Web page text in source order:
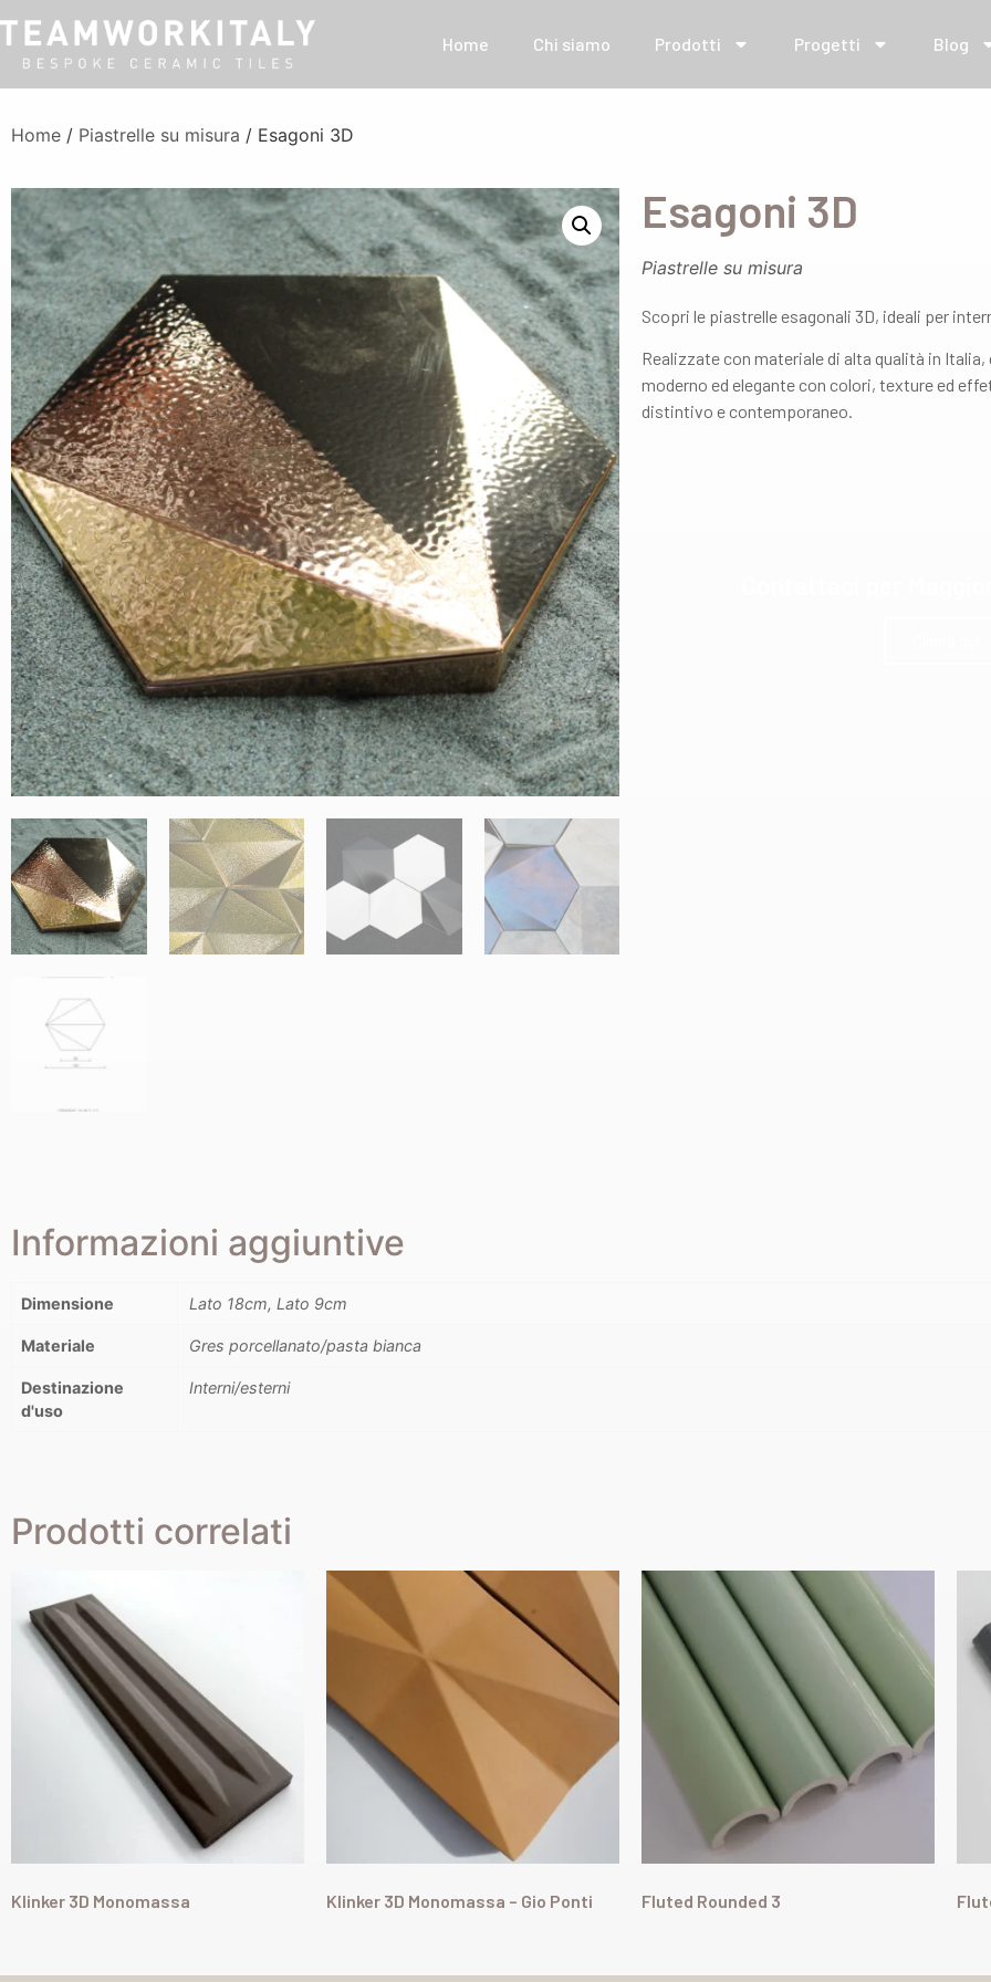
Home Chi siamo Prodotti Progetti Blog
Home / Piastrelle su misura / Esagoni 3D
Esagoni 3D
Piastrelle su misura
Scopri le piastrelle esagonali 3D, ideali per
Realizzate con materiale di alta qualità in
moderno ed elegante con colori, texture ed
distintivo e contemporaneo.
Informazioni aggiuntive
Dimensione Lato 18cm, Lato 9cm
Materiale Gres porcellanato/pasta bianca
Destinazione
d'uso
Interni/esterni
Prodotti correlati
Klinker 3D Monomassa Klinker 3D Monomassa – Gio Ponti Fluted Rounded 3